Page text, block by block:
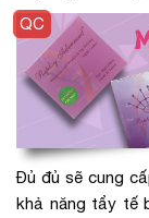
Đủ đủ sẽ cung
khả năng tẩy tế